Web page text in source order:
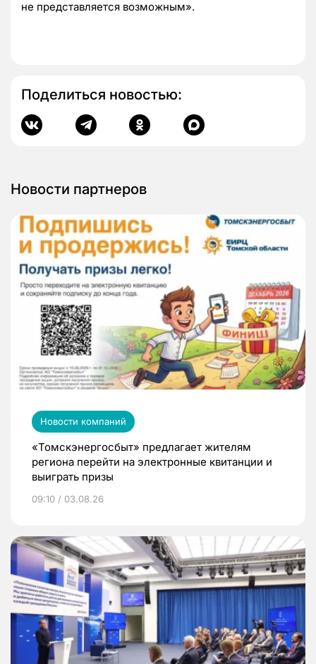
не представляется возможным».
Поделиться новостью:
Новости партнеров
Новости компаний
«Томскэнергосбыт» предлагает жителям
региона перейти на электронные квитанции и
выиграть призы
09:10 / 03.08.26